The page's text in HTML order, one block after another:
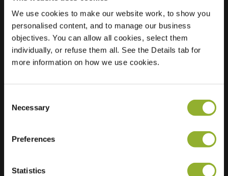
We use cookies to make our website work, to show you
personalised content, and to manage our business
objectives. You can allow all cookies, select them
individually, or refuse them all. See the Details tab for
more information on how we use cookies.
Selection
Necessary
Preferences
Statistics
Localização
Passage 88
1101 AX Amesterdão
Países Baixos